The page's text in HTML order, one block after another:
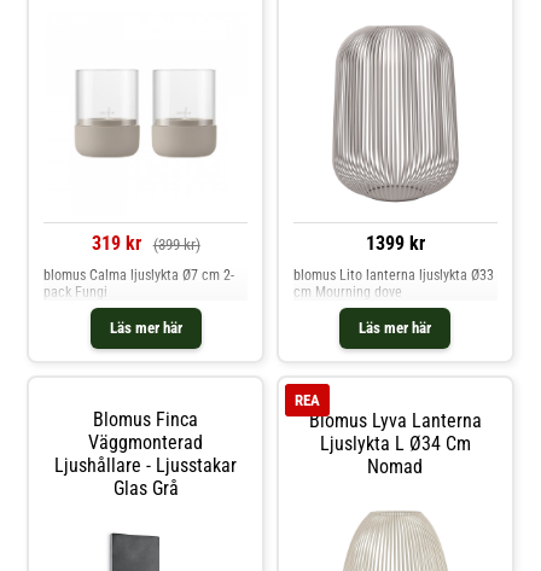
319 kr (399 kr)
Läs mer här
blomus Calma ljuslykta Ø7 cm 2-
pack Fungi
1399 kr
Läs mer här
blomus Lito lanterna ljuslykta Ø33
cm Mourning dove
Blomus Finca
Väggmonterad
Ljushållare - Ljusstakar
Glas Grå
Blomus Lyva Lanterna
Ljuslykta L Ø34 Cm
Nomad
REA